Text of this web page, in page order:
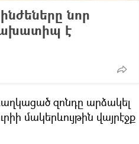
նոր
է
զոնդը արձակել
մակերևույթին վայրէջք